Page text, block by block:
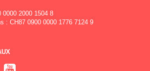
0000 2000 1504 8
: CH87 0900 0000 1776 7124 9